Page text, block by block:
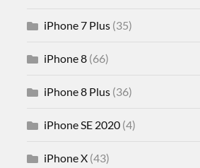
iPhone 7 Plus (35)
iPhone 8 (66)
iPhone 8 Plus (36)
iPhone SE 2020 (4)
iPhone X (43)